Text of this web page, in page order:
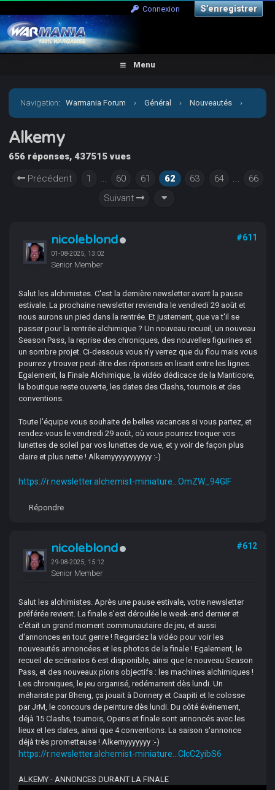
Connexion S’enregistrer
Menu
Navigation:Warmania Forum › Général › Nouveautés ›
Alkemy
Alkemy
656 réponses, 437515 vues
Précédent
1 ... 60 61 62 63 64 ...
66
Suivant
nicoleblond
01-08-2025, 13:02
Senior Member
#611
Salut les alchimistes. C'est la dernière newsletter avant la pause
estivale. La prochaine newsletter reviendra le vendredi 29 août et
nous aurons un pied dans la rentrée. Et justement, que va t'il se
passer pour la rentrée alchimique ? Un nouveau recueil, un nouveau
Season Pass, la reprise des chroniques, des nouvelles figurines et
un sombre projet. Ci-dessous vous n'y verrez que du flou mais vous
pourrez y trouver peut-être des réponses en lisant entre les lignes.
Egalement, la Finale Alchimique, la vidéo dédicace de la Manticore,
la boutique reste ouverte, les dates des Clashs, tournois et des
conventions.
Toute l'équipe vous souhaite de belles vacances si vous partez, et
rendez-vous le vendredi 29 août, où vous pourrez troquer vos
lunettes de soleil par vos lunettes de vue, et y voir de façon plus
claire et plus nette ! Alkemyyyyyyyyyyy :-)
https://r.newsletter.alchemist-miniature...OmZW_94GlF
Répondre
nicoleblond
29-08-2025, 15:12
Senior Member
#612
Salut les alchimistes. Après une pause estivale, votre newsletter
préférée revient. La finale s'est déroulée le week-end dernier et
c'était un grand moment communautaire de jeu, et aussi
d'annonces en tout genre ! Regardez la vidéo pour voir les
nouveautés annoncées et les photos de la finale ! Egalement, le
recueil de scénarios 6 est disponible, ainsi que le nouveau Season
Pass, et des nouveaux pions objectifs : les machines alchimiques !
Les chroniques, le jeu organisé, redémarrent dès lundi. Un
méhariste par Bheng, ça jouait à Donnery et Caapiti et le colosse
par JrM, le concours de peinture dès lundi. Du côté événement,
déjà 15 Clashs, tournois, Opens et finale sont annoncés avec les
lieux et les dates, ainsi que 4 conventions. La saison s'annonce
déjà très prometteuse ! Alkemyyyyyyy :-)
https://r.newsletter.alchemist-miniature...ClcC2yibS6
ALKEMY - ANNONCES DURANT LA FINALE